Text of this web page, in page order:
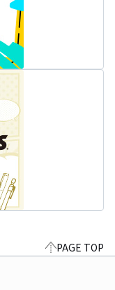
PAGE TOP